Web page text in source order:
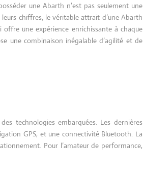
une Abarth n’est pas seulement une
chiffres, le véritable attrait d’une Abarth
une expérience enrichissante à chaque
une combinaison inégalable d’agilité et de
technologies embarquées. Les dernières
GPS, et une connectivité Bluetooth. La
Pour l’amateur de performance,